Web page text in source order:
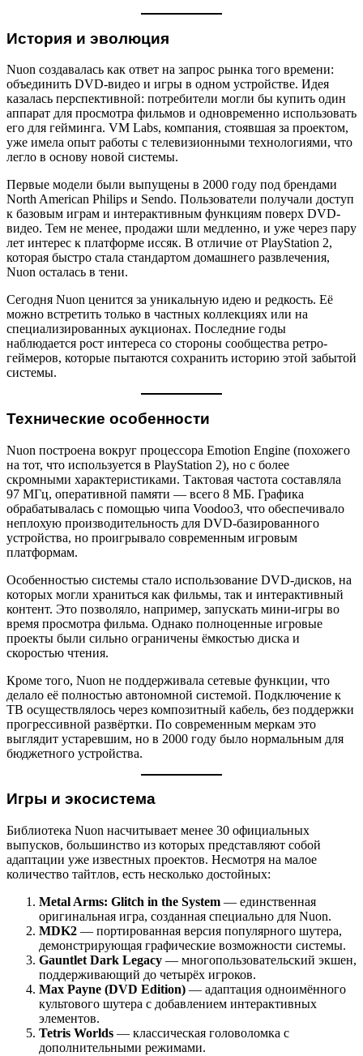
История и эволюция
Nuon создавалась как ответ на запрос рынка того времени:
объединить DVD-видео и игры в одном устройстве. Идея
казалась перспективной: потребители могли бы купить один
аппарат для просмотра фильмов и одновременно использовать
его для гейминга. VM Labs, компания, стоявшая за проектом,
уже имела опыт работы с телевизионными технологиями, что
легло в основу новой системы.
Первые модели были выпущены в 2000 году под брендами
North American Philips и Sendo. Пользователи получали доступ
к базовым играм и интерактивным функциям поверх DVD-
видео. Тем не менее, продажи шли медленно, и уже через пару
лет интерес к платформе иссяк. В отличие от PlayStation 2,
которая быстро стала стандартом домашнего развлечения,
Nuon осталась в тени.
Сегодня Nuon ценится за уникальную идею и редкость. Её
можно встретить только в частных коллекциях или на
специализированных аукционах. Последние годы
наблюдается рост интереса со стороны сообщества ретро-
геймеров, которые пытаются сохранить историю этой забытой
системы.
Технические особенности
Nuon построена вокруг процессора Emotion Engine (похожего
на тот, что используется в PlayStation 2), но с более
скромными характеристиками. Тактовая частота составляла
97 МГц, оперативной памяти — всего 8 МБ. Графика
обрабатывалась с помощью чипа Voodoo3, что обеспечивало
неплохую производительность для DVD-базированного
устройства, но проигрывало современным игровым
платформам.
Особенностью системы стало использование DVD-дисков, на
которых могли храниться как фильмы, так и интерактивный
контент. Это позволяло, например, запускать мини-игры во
время просмотра фильма. Однако полноценные игровые
проекты были сильно ограничены ёмкостью диска и
скоростью чтения.
Кроме того, Nuon не поддерживала сетевые функции, что
делало её полностью автономной системой. Подключение к
ТВ осуществлялось через композитный кабель, без поддержки
прогрессивной развёртки. По современным меркам это
выглядит устаревшим, но в 2000 году было нормальным для
бюджетного устройства.
Игры и экосистема
Библиотека Nuon насчитывает менее 30 официальных
выпусков, большинство из которых представляют собой
адаптации уже известных проектов. Несмотря на малое
количество тайтлов, есть несколько достойных:
Metal Arms: Glitch in the System — единственная
оригинальная игра, созданная специально для Nuon.
MDK2 — портированная версия популярного шутера,
демонстрирующая графические возможности системы.
Gauntlet Dark Legacy — многопользовательский экшен,
поддерживающий до четырёх игроков.
Max Payne (DVD Edition) — адаптация одноимённого
культового шутера с добавлением интерактивных
элементов.
Tetris Worlds — классическая головоломка с
дополнительными режимами.